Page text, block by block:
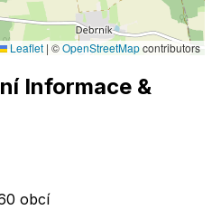
Leaflet | ©OpenStreetMapcontributors
Informace &
obcí